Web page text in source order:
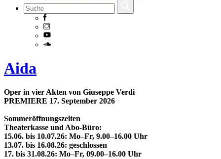
Skip
to
content
Aida
Oper in vier Akten von Giuseppe Verdi
PREMIERE 17. September 2026
Sommeröffnungszeiten
Theaterkasse und Abo-Büro:
15.06. bis 10.07.26: Mo–Fr, 9.00–16.00 Uhr
13.07. bis 16.08.26: geschlossen
17. bis 31.08.26: Mo–Fr, 09.00–16.00 Uhr